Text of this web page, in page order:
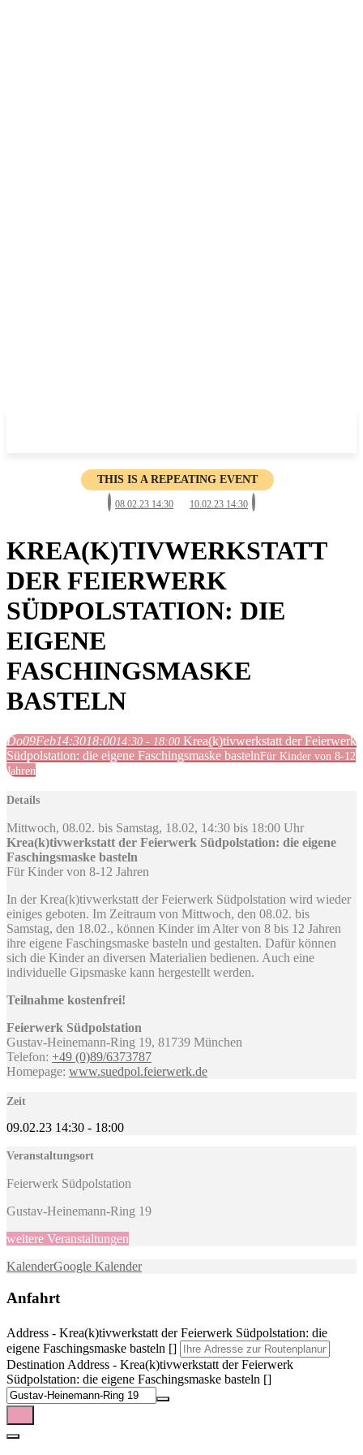
THIS IS A REPEATING EVENT
08.02.23 14:30 10.02.23 14:30
KREA(K)TIVWERKSTATT
DER FEIERWERK
SÜDPOLSTATION: DIE
EIGENE
FASCHINGSMASKE
BASTELN
Do09Feb14:3018:0014:30 - 18:00 Krea(k)tivwerkstatt der Feierwerk
Südpolstation: die eigene Faschingsmaske bastelnFür Kinder von 8-12
Jahren
Details
Mittwoch, 08.02. bis Samstag, 18.02, 14:30 bis 18:00 Uhr
Krea(k)tivwerkstatt der Feierwerk Südpolstation: die eigene
Faschingsmaske basteln
Für Kinder von 8-12 Jahren
In der Krea(k)tivwerkstatt der Feierwerk Südpolstation wird wieder
einiges geboten. Im Zeitraum von Mittwoch, den 08.02. bis
Samstag, den 18.02., können Kinder im Alter von 8 bis 12 Jahren
ihre eigene Faschingsmaske basteln und gestalten. Dafür können
sich die Kinder an diversen Materialien bedienen. Auch eine
individuelle Gipsmaske kann hergestellt werden.
Teilnahme kostenfrei!
Feierwerk Südpolstation
Gustav-Heinemann-Ring 19, 81739 München
Telefon: +49 (0)89/6373787
Homepage: www.suedpol.feierwerk.de
Zeit
09.02.23 14:30 - 18:00
Veranstaltungsort
Feierwerk Südpolstation
Gustav-Heinemann-Ring 19
weitere Veranstaltungen
KalenderGoogle Kalender
Anfahrt
Address - Krea(k)tivwerkstatt der Feierwerk Südpolstation: die
eigene Faschingsmaske basteln []
Destination Address - Krea(k)tivwerkstatt der Feierwerk
Südpolstation: die eigene Faschingsmaske basteln []